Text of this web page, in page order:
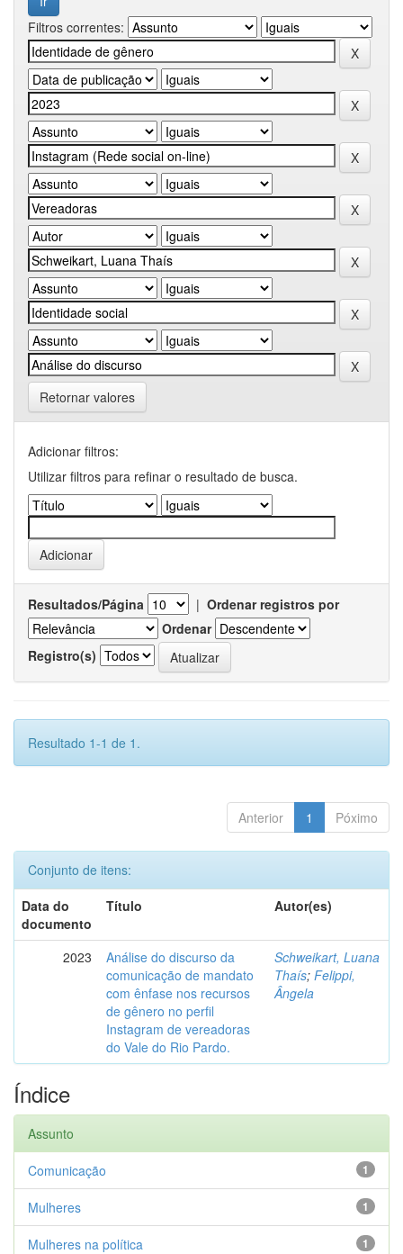
Filtros correntes:
Retornar valores
Adicionar filtros:
Utilizar filtros para refinar o resultado de busca.
Resultados/Página | Ordenar registros por
Ordenar
Registro(s)
Resultado 1-1 de 1.
Anterior 1 Póximo
Conjunto de itens:
Data do
documento
Título Autor(es)
2023
Análise do discurso da
comunicação de mandato
com ênfase nos recursos
de gênero no perfil
Instagram de vereadoras
do Vale do Rio Pardo.
Schweikart, Luana
Thaís; Felippi,
Ângela
Índice
Assunto
1
Comunicação
1
Mulheres
1
Mulheres na política